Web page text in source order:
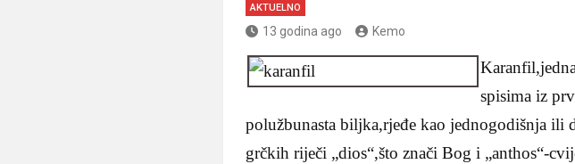
AKTUELNO
13 godina ago Kemo
spisima iz
polužbunasta biljka,rjeđe kao jednogodišnja ili
grčkih riječi „dios“,što znači Bog i „anthos“-